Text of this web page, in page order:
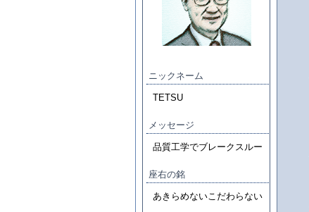
ニックネーム
TETSU
メッセージ
品質工学でブレークスルー
座右の銘
あきらめないこだわらない